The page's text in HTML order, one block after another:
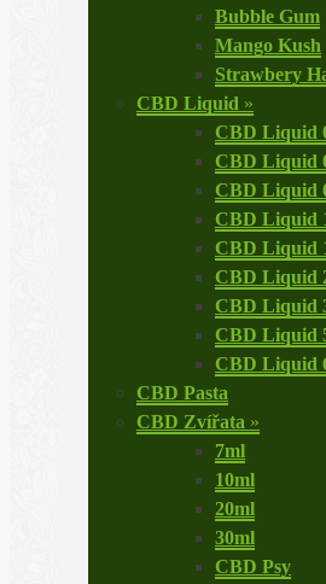
Bubble Gum
Mango Kush
Strawbery
CBD Liquid »
CBD Liquid
CBD Liquid
CBD Liquid
CBD Liquid
CBD Liquid
CBD Liquid
CBD Liquid
CBD Liquid
CBD Liquid
CBD Pasta
CBD Zvířata »
7ml
10ml
20ml
30ml
CBD Psy